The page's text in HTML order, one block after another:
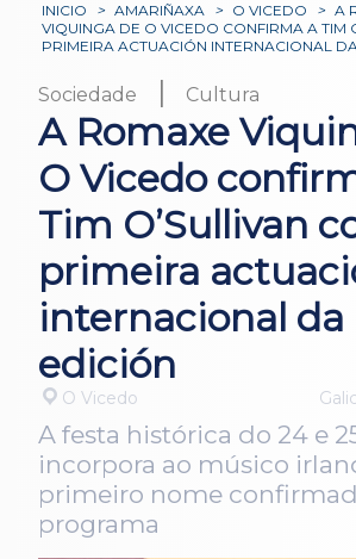
INICIO > AMARIÑAXA > O VICEDO > A
VIQUINGA DE O VICEDO CONFIRMA A TIM
PRIMEIRA ACTUACIÓN INTERNACIONAL
Sociedade | Cultura
A Romaxe
O Vicedo
Tim O’Sullivan
primeira
internacional da
edición
O Vicedo
A festa histórica do 24 e
incorpora ao músico
primeiro nome
programa